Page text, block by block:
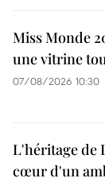
Miss Monde
une vitrine
07/08/2026 10:30
L'héritage de
cœur d'un